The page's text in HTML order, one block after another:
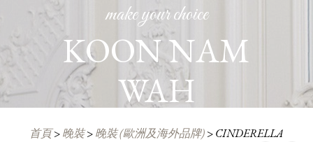
make your choice
KOON NAM
WAH
首頁>晚裝>晚裝 (歐洲及海外品牌)>CINDERELLA